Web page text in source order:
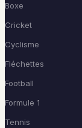
Boxe
Cricket
Cyclisme
Fléchettes
Football
Formule 1
Tennis